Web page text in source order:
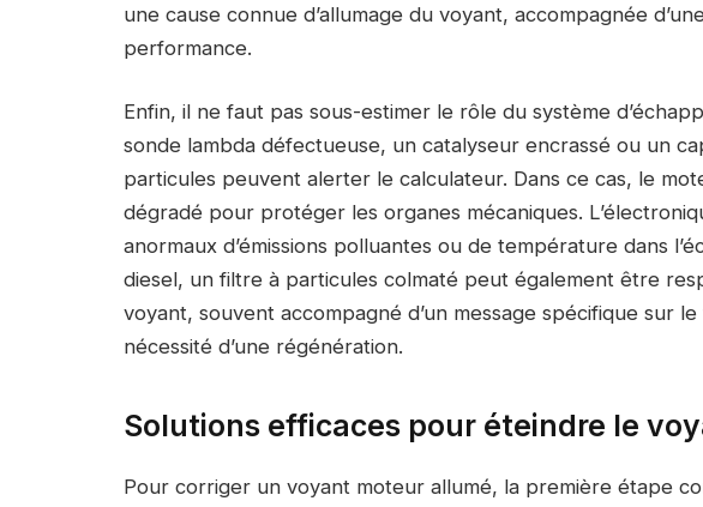
une cause connue d’allumage du voyant, accompagnée
performance.
Enfin, il ne faut pas sous-estimer le rôle du système
sonde lambda défectueuse, un catalyseur encrassé ou un
particules peuvent alerter le calculateur. Dans ce cas, le
dégradé pour protéger les organes mécaniques.
anormaux d’émissions polluantes ou de température dans
diesel, un filtre à particules colmaté peut également être
voyant, souvent accompagné d’un message spécifique sur
nécessité d’une régénération.
Solutions efficaces pour éteindre le
Pour corriger un voyant moteur allumé, la première étape